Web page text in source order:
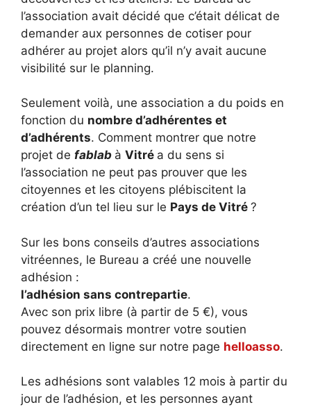
l’association avait décidé que c’était délicat de
demander aux personnes de cotiser pour
adhérer au projet alors qu’il n’y avait aucune
visibilité sur le planning.
Seulement voilà, une association a du poids en
fonction du nombre d’adhérentes et
d’adhérents. Comment montrer que notre
projet de fablab à Vitré a du sens si
l’association ne peut pas prouver que les
citoyennes et les citoyens plébiscitent la
création d’un tel lieu sur le Pays de Vitré ?
Sur les bons conseils d’autres associations
vitréennes, le Bureau a créé une nouvelle
adhésion :
l’adhésion sans contrepartie.
Avec son prix libre (à partir de 5 €), vous
pouvez désormais montrer votre soutien
directement en ligne sur notre page helloasso.
Les adhésions sont valables 12 mois à partir du
jour de l’adhésion, et les personnes ayant